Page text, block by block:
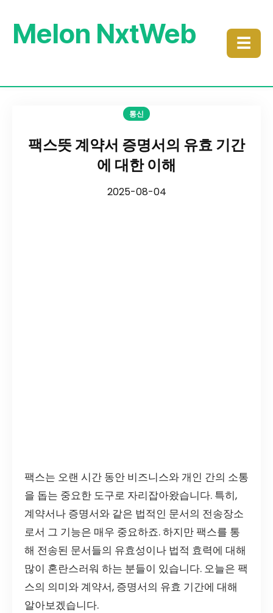
Melon NxtWeb ☰
통신
팩스뜻 계약서 증명서의 유효 기간
에 대한 이해
2025-08-04
팩스는 오랜 시간 동안 비즈니스와 개인 간의 소통
을 돕는 중요한 도구로 자리잡아왔습니다. 특히,
계약서나 증명서와 같은 법적인 문서의 전송장소
로서 그 기능은 매우 중요하죠. 하지만 팩스를 통
해 전송된 문서들의 유효성이나 법적 효력에 대해
많이 혼란스러워 하는 분들이 있습니다. 오늘은 팩
스의 의미와 계약서, 증명서의 유효 기간에 대해
알아보겠습니다.